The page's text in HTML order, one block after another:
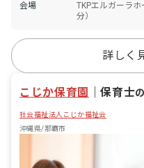
会場
TKPエルガーラ
分）
詳しく
こじか保育園 ｜保育士
社会福祉法人こじか福祉会
沖縄県/那覇市